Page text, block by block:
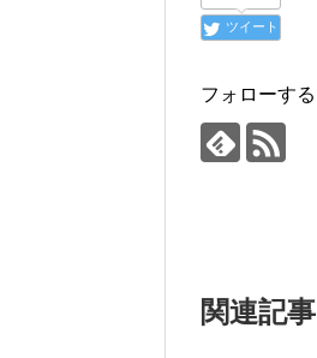
ツイート
フォローする
関連記事